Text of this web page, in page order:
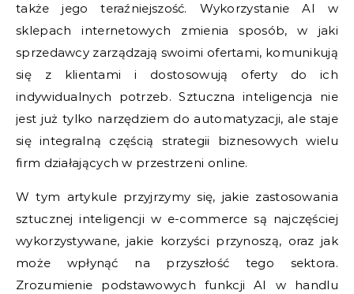
także jego teraźniejszość. Wykorzystanie AI w
sklepach internetowych zmienia sposób, w jaki
sprzedawcy zarządzają swoimi ofertami, komunikują
się z klientami i dostosowują oferty do ich
indywidualnych potrzeb. Sztuczna inteligencja nie
jest już tylko narzędziem do automatyzacji, ale staje
się integralną częścią strategii biznesowych wielu
firm działających w przestrzeni online.
W tym artykule przyjrzymy się, jakie zastosowania
sztucznej inteligencji w e-commerce są najczęściej
wykorzystywane, jakie korzyści przynoszą, oraz jak
może wpłynąć na przyszłość tego sektora.
Zrozumienie podstawowych funkcji AI w handlu